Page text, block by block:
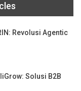
Revolusi Agentic
Solusi B2B